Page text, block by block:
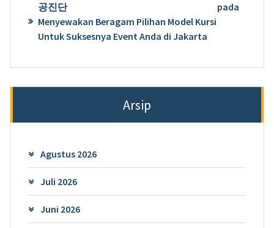
공진단
pada
Menyewakan Beragam Pilihan Model Kursi
Untuk Suksesnya Event Anda di Jakarta
Arsip
Agustus 2026
Juli 2026
Juni 2026